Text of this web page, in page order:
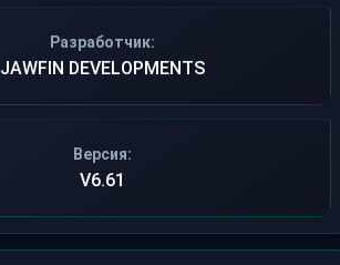
Разработчик:
JAWFIN DEVELOPMENTS
Версия:
V6.61